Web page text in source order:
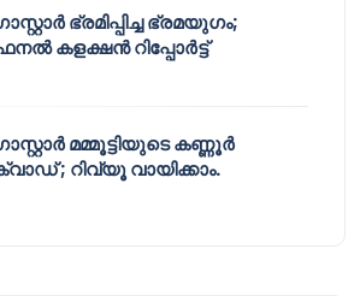
ഭ്രമിപ്പിച്ച ഭ്രമയുഗം;
കളക്ഷൻ റിപ്പോർട്ട്
മമ്മൂട്ടിയുടെ കണ്ണൂർ
; റിവ്യൂ വായിക്കാം.